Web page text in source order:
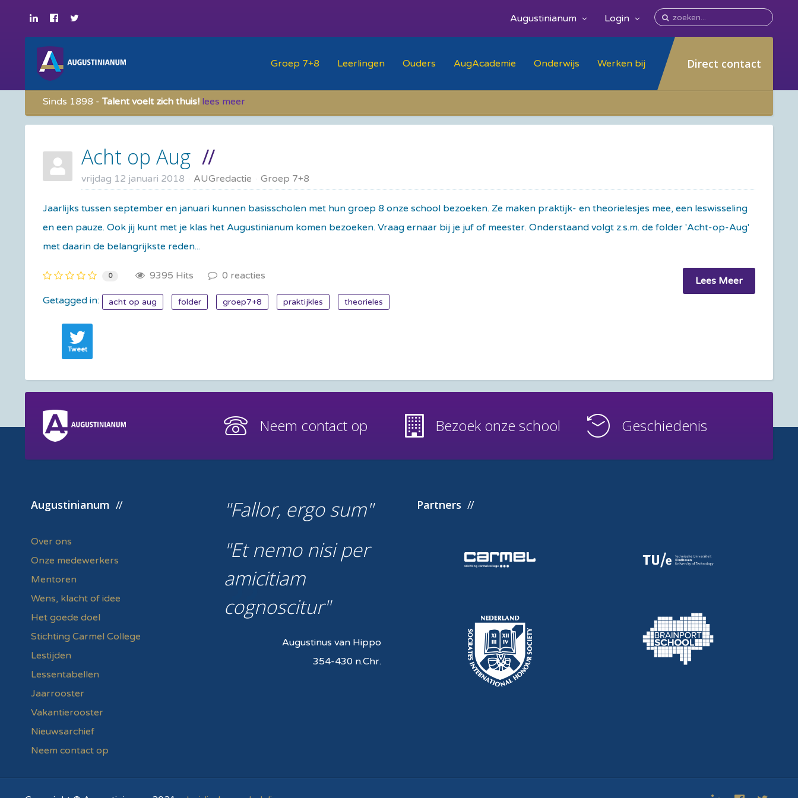
Login
Augustinianum
Groep 7+8 Leerlingen Ouders AugAcademie Onderwijs Werken bij Direct contact
Sinds 1898 -Talent voelt zich thuis! lees meer
Acht op Aug
vrijdag 12 januari 2018 AUGredactie Groep 7+8
Jaarlijks tussen september en januari kunnen basisscholen met hun groep 8 onze school bezoeken. Ze maken praktijk- en theorielesjes mee, een leswisseling
en een pauze. Ook jij kunt met je klas het Augustinianum komen bezoeken. Vraag ernaar bij je juf of meester. Onderstaand volgt z.s.m. de folder 'Acht-op-Aug'
met daarin de belangrijkste reden...
Lees Meer
0 9395 Hits 0 reacties
Getagged in: acht op aug folder groep7+8 praktijkles theorieles
Tweet
Neem contact op Bezoek onze school Geschiedenis
Augustinianum
Over ons
Onze medewerkers
Mentoren
Wens, klacht of idee
Het goede doel
Stichting Carmel College
Lestijden
Lessentabellen
Jaarrooster
Vakantierooster
Nieuwsarchief
Neem contact op
Fallor, ergo sum
Et nemo nisi per
amicitiam
cognoscitur
Augustinus van Hippo
354-430 n.Chr.
Partners